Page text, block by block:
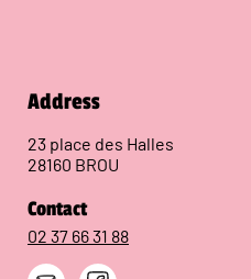
Address
23 place des Halles
28160 BROU
Contact
02 37 66 31 88